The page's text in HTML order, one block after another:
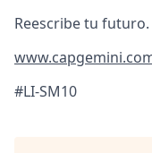
Reescribe tu futuro.
#LI-SM10